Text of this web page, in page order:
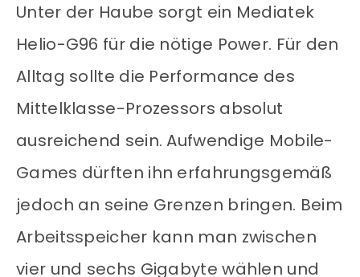
Unter der Haube sorgt ein Mediatek
Helio-G96 für die nötige Power. Für den
Alltag sollte die Performance des
Mittelklasse-Prozessors absolut
ausreichend sein. Aufwendige Mobile-
Games dürften ihn erfahrungsgemäß
jedoch an seine Grenzen bringen. Beim
Arbeitsspeicher kann man zwischen
vier und sechs Gigabyte wählen und